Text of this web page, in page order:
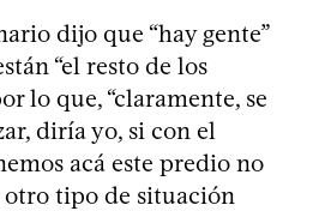
dijo que “hay gente”
“el resto de los
lo que, “claramente, se
diría yo, si con el
acá este predio no
otro tipo de situación